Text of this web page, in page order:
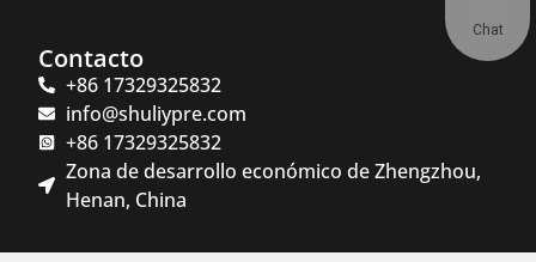
Contacto
+86 17329325832
info@shuliypre.com
+86 17329325832
Zona de desarrollo económico de Zhengzhou,
Henan, China
Chat